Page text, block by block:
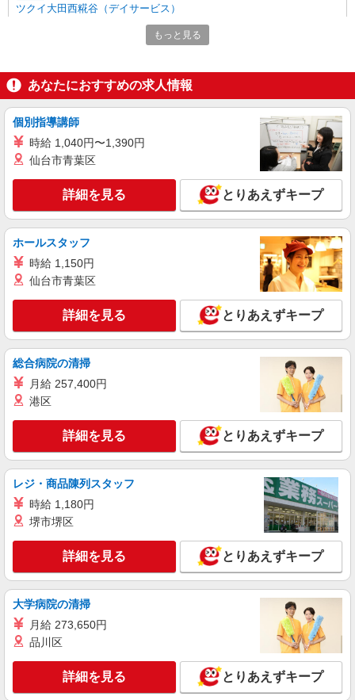
ツクイ大田西糀谷（デイサービス）
デイサービス 調理スタッフ（ミールケアクル
アップ！ ※給与幅は資格・経験等による
東京都大田区西糀谷四丁目9番11号
詳細を見る
アルバイト パート
株式会社HITOWA フードサービスカンパニー
福祉施設での調理補助【アルバイト・パート】
時給1,350円以上 ※経験によりスタート時給は
変動します。 ※AP評価制度：あり 年1回の評価
により時給を見直します。 ※アルバイト賞与（寸
志）：あり 年2回。勤続年数により金額UP。
チャーム六郷 （東京都大田区西六郷4丁目34－
詳細を見る
正社員
株式会社HITOWA フードサービスカンパニー
イリーゼ蒲田・悠生苑 （東京都大田区北糀谷
2-15-21）
キープ 詳細を見る
正社員
株式会社HITOWA フードサービスカンパニー
福祉施設での調理師（チーフ候補）【正社員】
月給29万5,000円〜33万6,500円 ※給与は経験
や前職給与に応じて決定します。 賞与年2回
フローレンスケア千鳥町 （東京都大田区千鳥
詳細を見る
もっと見る
あなたにおすすめの求人情報
個別指導講師
時給 1,040円〜1,390円
仙台市青葉区
詳細を見る とりあえずキープ
ホールスタッフ
時給 1,150円
仙台市青葉区
詳細を見る とりあえずキープ
総合病院の清掃
月給 257,400円
港区
詳細を見る とりあえずキープ
レジ・商品陳列スタッフ
時給 1,180円
堺市堺区
詳細を見る とりあえずキープ
大学病院の清掃
月給 273,650円
品川区
詳細を見る とりあえずキープ